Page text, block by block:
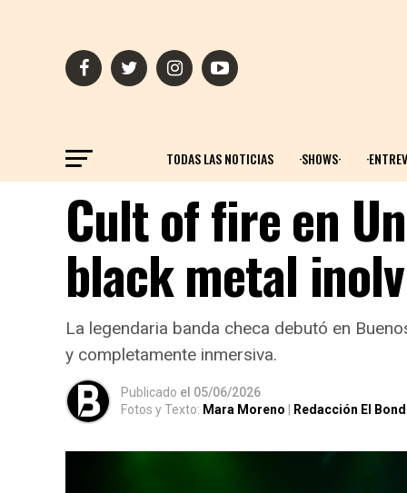
TODAS LAS NOTICIAS ·SHOWS·
Cult of fire en
black metal
La legendaria banda checa debutó en
y completamente inmersiva.
Publicado el 05/06/2026
Fotos y Texto: Mara Moreno Redacción El